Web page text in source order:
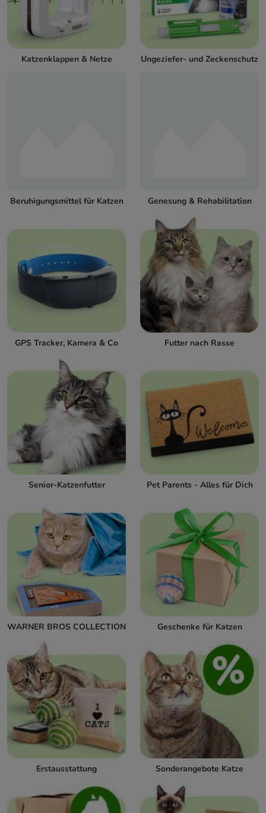
Katzenklappen & Netze Ungeziefer- und Zeckenschutz
Beruhigungsmittel für Katzen Genesung & Rehabilitation
GPS Tracker, Kamera & Co Futter nach Rasse
Senior-Katzenfutter Pet Parents - Alles für Dich
WARNER BROS COLLECTION Geschenke für Katzen
Erstausstattung Sonderangebote Katze